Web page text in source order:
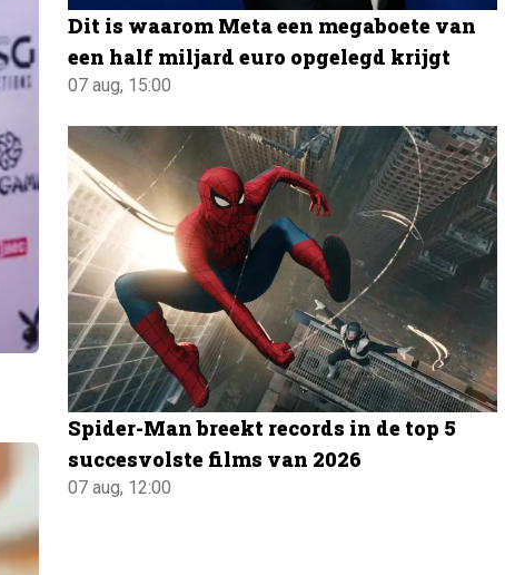
Dit is waarom Meta een megaboete van
een half miljard euro opgelegd krijgt
07 aug, 15:00
Spider-Man breekt records in de top 5
succesvolste films van 2026
07 aug, 12:00